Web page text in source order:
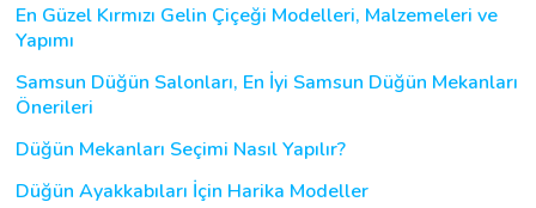
En Güzel Kırmızı Gelin Çiçeği Modelleri, Malzemeleri ve
Yapımı
Samsun Düğün Salonları, En İyi Samsun Düğün Mekanları
Önerileri
Düğün Mekanları Seçimi Nasıl Yapılır?
Düğün Ayakkabıları İçin Harika Modeller